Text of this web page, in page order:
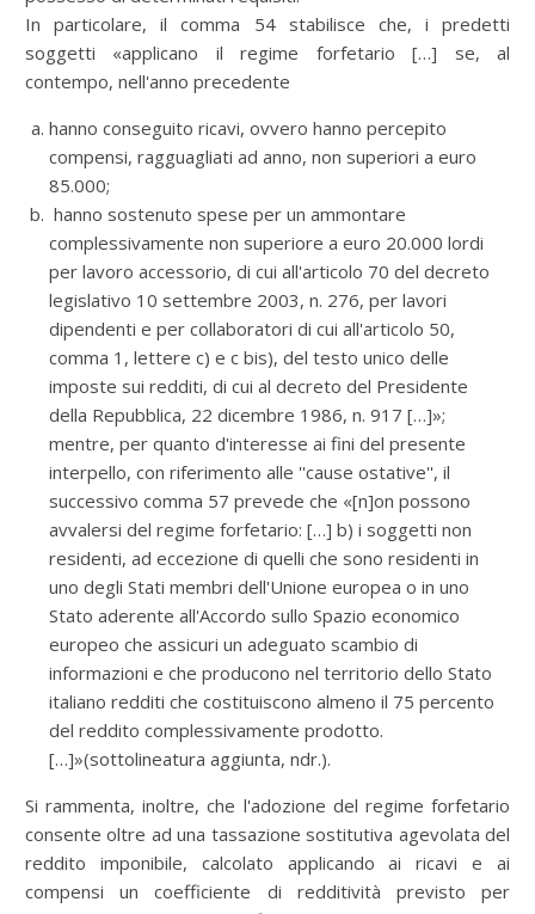
In particolare, il comma 54 stabilisce che, i predetti
soggetti «applicano il regime forfetario […] se, al
contempo, nell'anno precedente
hanno conseguito ricavi, ovvero hanno percepito
compensi, ragguagliati ad anno, non superiori a euro
85.000;
hanno sostenuto spese per un ammontare
complessivamente non superiore a euro 20.000 lordi
per lavoro accessorio, di cui all'articolo 70 del decreto
legislativo 10 settembre 2003, n. 276, per lavori
dipendenti e per collaboratori di cui all'articolo 50,
comma 1, lettere c) e c bis), del testo unico delle
imposte sui redditi, di cui al decreto del Presidente
della Repubblica, 22 dicembre 1986, n. 917 […]»;
mentre, per quanto d'interesse ai fini del presente
interpello, con riferimento alle ''cause ostative'', il
successivo comma 57 prevede che «[n]on possono
avvalersi del regime forfetario: […] b) i soggetti non
residenti, ad eccezione di quelli che sono residenti in
uno degli Stati membri dell'Unione europea o in uno
Stato aderente all'Accordo sullo Spazio economico
europeo che assicuri un adeguato scambio di
informazioni e che producono nel territorio dello Stato
italiano redditi che costituiscono almeno il 75 percento
del reddito complessivamente prodotto.
[…]»(sottolineatura aggiunta, ndr.).
Si rammenta, inoltre, che l'adozione del regime forfetario
consente oltre ad una tassazione sostitutiva agevolata del
reddito imponibile, calcolato applicando ai ricavi e ai
compensi un coefficiente di redditività previsto per